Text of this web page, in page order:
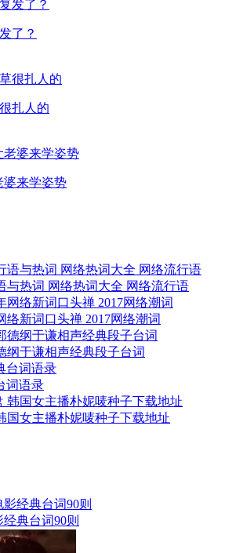
了？
扎人的
婆来学姿势
与热词 网络热词大全 网络流行语
络新词口头禅 2017网络潮词
纲于谦相声经典段子台词
词语录
国女主播朴妮唛种子下载地址
典台词90则